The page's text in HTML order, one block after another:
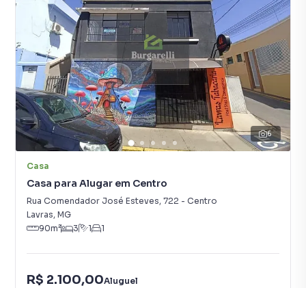
6
Casa
Casa para Alugar em Centro
Rua Comendador José Esteves, 722 - Centro
Lavras, MG
90m² 3 1 1
R$ 2.100,00Aluguel